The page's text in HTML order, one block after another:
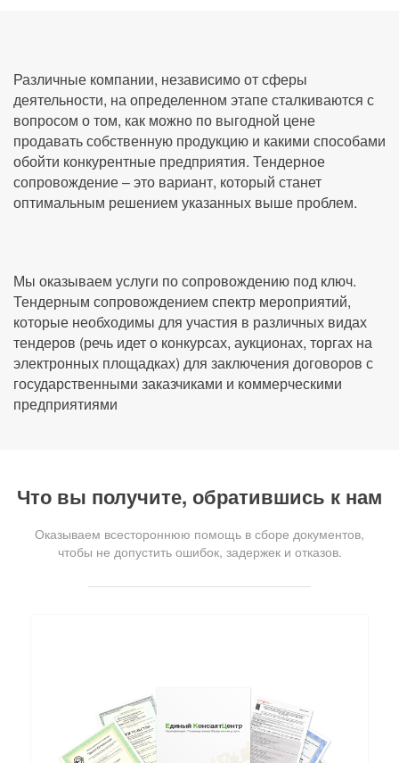
Различные компании, независимо от сферы
деятельности, на определенном этапе сталкиваются с
вопросом о том, как можно по выгодной цене
продавать собственную продукцию и какими способами
обойти конкурентные предприятия. Тендерное
сопровождение – это вариант, который станет
оптимальным решением указанных выше проблем.
Мы оказываем услуги по сопровождению под ключ.
Тендерным сопровождением спектр мероприятий,
которые необходимы для участия в различных видах
тендеров (речь идет о конкурсах, аукционах, торгах на
электронных площадках) для заключения договоров с
государственными заказчиками и коммерческими
предприятиями
Что вы получите, обратившись к нам
Оказываем всестороннюю помощь в сборе документов,
чтобы не допустить ошибок, задержек и отказов.